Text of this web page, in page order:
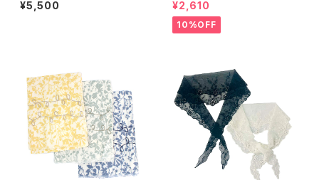
ナムバッグ エスニック ミニト
¥5,500
ル リサイクルポリエステル
紫外線対策 羽織り 春 夏
秋 マフラー くすみカラー
¥2,610
10%OFF